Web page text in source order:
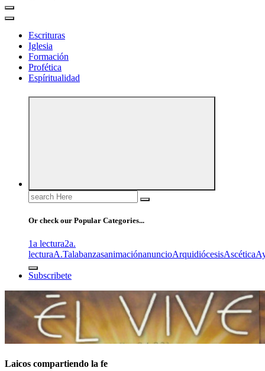
Escrituras
Iglesia
Formación
Profética
Espíritualidad
Search
for:
Or check our Popular Categories...
1a lectura2a.
lecturaA.TalabanzasanimaciónanuncioArquidiócesisAscética
Subscribete
Laicos compartiendo la fe